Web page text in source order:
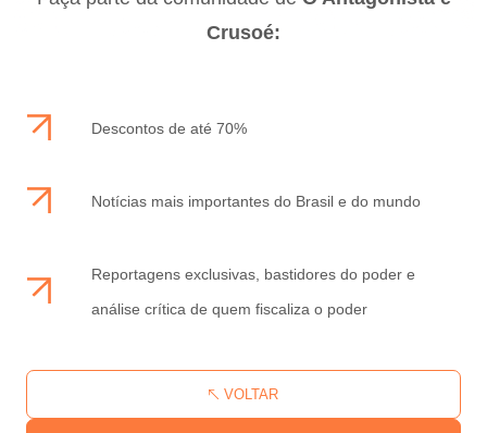
Crusoé:
Descontos de até 70%
Notícias mais importantes do Brasil e do mundo
Reportagens exclusivas, bastidores do poder e
análise crítica de quem fiscaliza o poder
VOLTAR